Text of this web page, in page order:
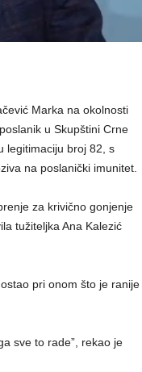
Marka na okolnosti
u Skupštini Crne
legitimaciju broj 82, s
na poslanički imunitet.
za krivično gonjenje
tužiteljka Ana Kalezić
pri onom što je ranije
sve to rade”, rekao je